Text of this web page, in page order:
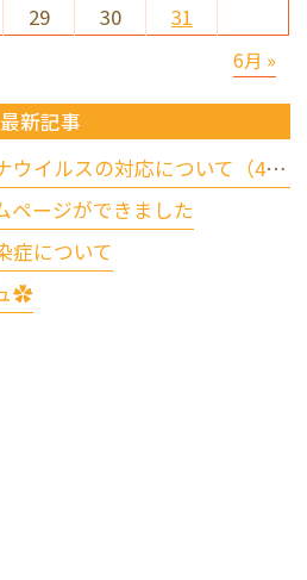
6月 »
29 30 31
最新記事
とむ歯科での新型コロナウイルスの対応について（4/17更新）
ページができました
症について
✿